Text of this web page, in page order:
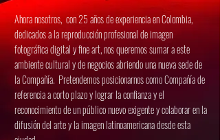
Ahora nosotros, con 25 años de experiencia en Colombia,
dedicados a la reproducción profesional de imagen
fotográfica digital y fine art, nos queremos sumar a este
ambiente cultural y de negocios abriendo una nueva sede de
la Compañía. Pretendemos posicionarnos como Compańía de
referencia a corto plazo y lograr la confianza y el
reconocimiento de un público nuevo exigente y colaborar en la
difusión del arte y la imagen latinoamericana desde esta